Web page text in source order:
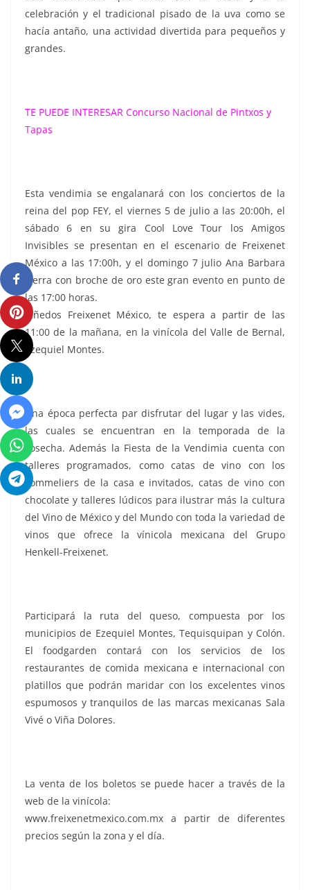
celebración y el tradicional pisado de la uva como se
hacía antaño, una actividad divertida para pequeños y
grandes.
TE PUEDE INTERESAR Concurso Nacional de Pintxos y
Tapas
Esta vendimia se engalanará con los conciertos de la
reina del pop FEY, el viernes 5 de julio a las 20:00h, el
sábado 6 en su gira Cool Love Tour los Amigos
Invisibles se presentan en el escenario de Freixenet
México a las 17:00h, y el domingo 7 julio Ana Barbara
cierra con broche de oro este gran evento en punto de
las 17:00 horas.
Viñedos Freixenet México, te espera a partir de las
11:00 de la mañana, en la vinícola del Valle de Bernal,
Ezequiel Montes.
Una época perfecta par disfrutar del lugar y las vides,
las cuales se encuentran en la temporada de la
cosecha. Además la Fiesta de la Vendimia cuenta con
talleres programados, como catas de vino con los
sommeliers de la casa e invitados, catas de vino con
chocolate y talleres lúdicos para ilustrar más la cultura
del Vino de México y del Mundo con toda la variedad de
vinos que ofrece la vínicola mexicana del Grupo
Henkell-Freixenet.
Participará la ruta del queso, compuesta por los
municipios de Ezequiel Montes, Tequisquipan y Colón.
El foodgarden contará con los servicios de los
restaurantes de comida mexicana e internacional con
platillos que podrán maridar con los excelentes vinos
espumosos y tranquilos de las marcas mexicanas Sala
Vivé o Viña Dolores.
La venta de los boletos se puede hacer a través de la
web de la vinícola:
www.freixenetmexico.com.mx a partir de diferentes
precios según la zona y el día.